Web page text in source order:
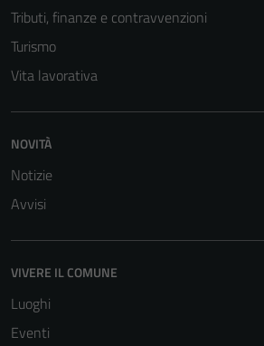
Tributi, finanze e contravvenzioni
Turismo
Vita lavorativa
NOVITÀ
Notizie
Avvisi
VIVERE IL COMUNE
Luoghi
Eventi